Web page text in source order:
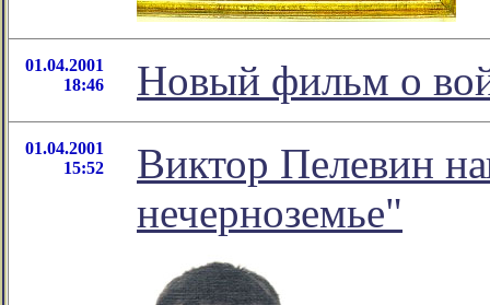
01.04.2001
18:46
Новый фильм о
01.04.2001
15:52
Виктор Пелевин
нечерноземье"